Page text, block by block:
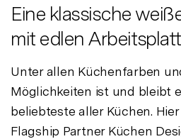
Eine klassische
mit edlen
Unter allen Küchenfarben
Möglichkeiten ist und bleibt
beliebteste aller Küchen.
Flagship Partner Küchen